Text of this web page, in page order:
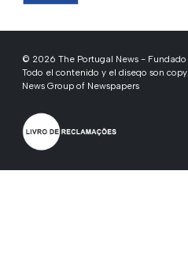
© 2026 The Portugal News - Fundado
Todo el contenido y el diseqo son
News Group of Newspapers